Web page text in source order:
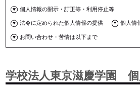
個人情報の開示・訂正等・利用停止等
法令に定められた個人情報の提供 個人情
お問い合わせ・苦情は以下まで
学校法人東京滋慶学園